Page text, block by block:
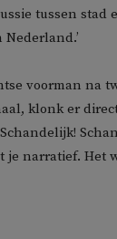
tussen stad
voorman na
klonk er
je narratief. Het